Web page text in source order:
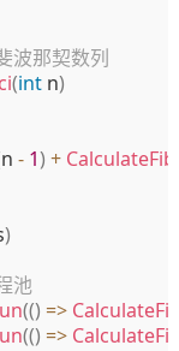
波那契数列
(int n)
n - 1) +
)
池
(() =>
(() =>